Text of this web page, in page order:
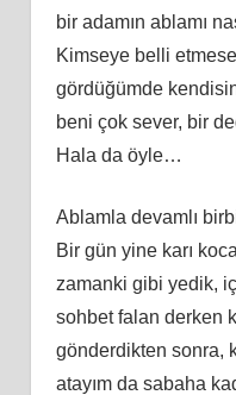
bir adamın ablamı
Kimseye belli
gördüğümde
beni çok sever, bir
Hala da öyle…
Ablamla devamlı
Bir gün yine karı
zamanki gibi yedik,
sohbet falan derken
gönderdikten sonra,
atayım da sabaha